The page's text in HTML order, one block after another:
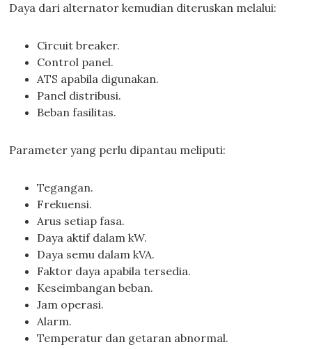
Daya dari alternator kemudian diteruskan melalui:
Circuit breaker.
Control panel.
ATS apabila digunakan.
Panel distribusi.
Beban fasilitas.
Parameter yang perlu dipantau meliputi:
Tegangan.
Frekuensi.
Arus setiap fasa.
Daya aktif dalam kW.
Daya semu dalam kVA.
Faktor daya apabila tersedia.
Keseimbangan beban.
Jam operasi.
Alarm.
Temperatur dan getaran abnormal.